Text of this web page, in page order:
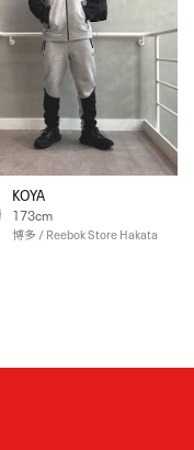
KOYA
173cm
博多 / Reebok Store Hakata